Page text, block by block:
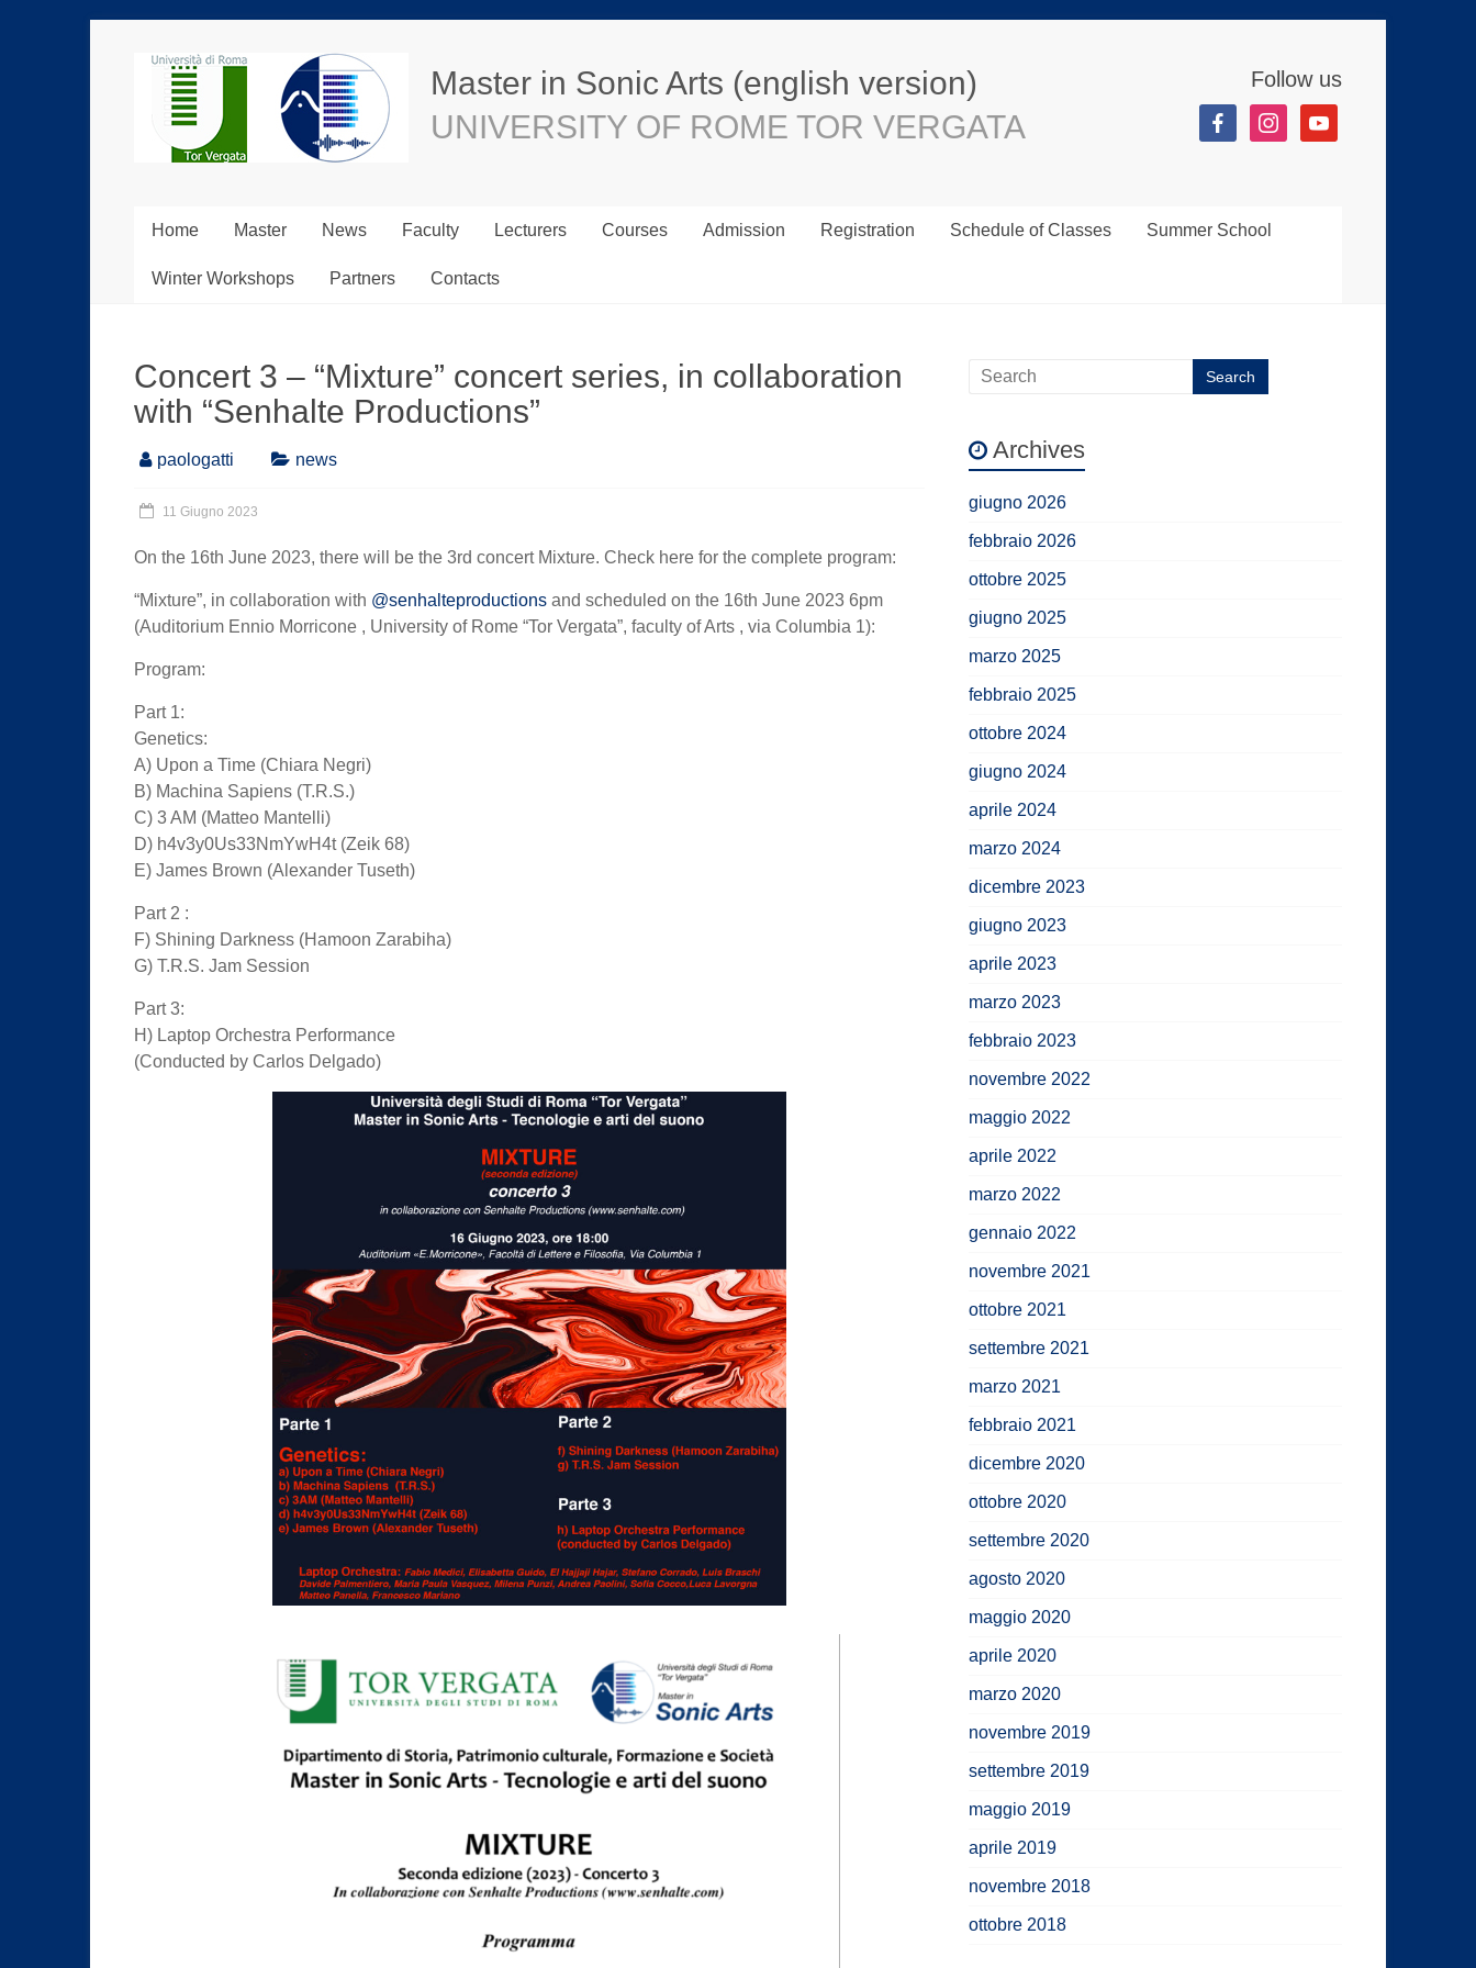
Master in Sonic Arts (english version)
UNIVERSITY OF ROME TOR VERGATA
Follow us
Home Master News Faculty Lecturers Courses Admission Registration Schedule of Classes Summer School
Winter Workshops Partners Contacts
Concert 3 – “Mixture” concert series, in collaboration
with “Senhalte Productions”
paologatti news
11 Giugno 2023
On the 16th June 2023, there will be the 3rd concert Mixture. Check here for the complete program:
“Mixture”, in collaboration with @senhalteproductions and scheduled on the 16th June 2023 6pm
(Auditorium Ennio Morricone , University of Rome “Tor Vergata”, faculty of Arts , via Columbia 1):
Program:
Part 1:
Genetics:
A) Upon a Time (Chiara Negri)
B) Machina Sapiens (T.R.S.)
C) 3 AM (Matteo Mantelli)
D) h4v3y0Us33NmYwH4t (Zeik 68)
E) James Brown (Alexander Tuseth)
Part 2 :
F) Shining Darkness (Hamoon Zarabiha)
G) T.R.S. Jam Session
Part 3:
H) Laptop Orchestra Performance
(Conducted by Carlos Delgado)
Archives
giugno 2026
febbraio 2026
ottobre 2025
giugno 2025
marzo 2025
febbraio 2025
ottobre 2024
giugno 2024
aprile 2024
marzo 2024
dicembre 2023
giugno 2023
aprile 2023
marzo 2023
febbraio 2023
novembre 2022
maggio 2022
aprile 2022
marzo 2022
gennaio 2022
novembre 2021
ottobre 2021
settembre 2021
marzo 2021
febbraio 2021
dicembre 2020
ottobre 2020
settembre 2020
agosto 2020
maggio 2020
aprile 2020
marzo 2020
novembre 2019
settembre 2019
maggio 2019
aprile 2019
novembre 2018
ottobre 2018